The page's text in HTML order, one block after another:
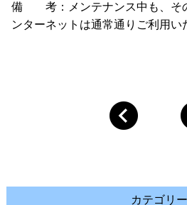
備 考：メンテナンス中も、そ
ンターネットは通常通りご利用い
カテゴリー